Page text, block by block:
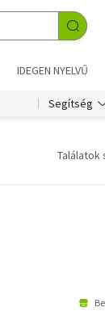
IDEGEN NYELVŰ
Segítség
Találatok